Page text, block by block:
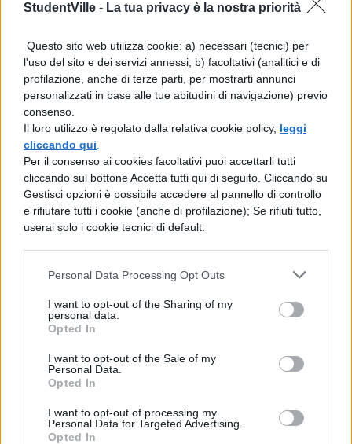
StudentVille - La tua privacy è la nostra priorità
Questo sito web utilizza cookie: a) necessari (tecnici) per
l'uso del sito e dei servizi annessi; b) facoltativi (analitici e di
profilazione, anche di terze parti, per mostrarti annunci
personalizzati in base alle tue abitudini di navigazione) previo
consenso.
Il loro utilizzo è regolato dalla relativa cookie policy, leggi
cliccando qui
Per il consenso ai cookies facoltativi puoi accettarli tutti
cliccando sul bottone Accetta tutti qui di seguito. Cliccando su
Gestisci opzioni è possibile accedere al pannello di controllo
e rifiutare tutti i cookie (anche di profilazione); Se rifiuti tutto,
userai solo i cookie tecnici di default.
Personal Data Processing Opt Outs
I want to opt-out of the Sharing of my
personal data.
Opted In
I want to opt-out of the Sale of my
Personal Data.
Opted In
I want to opt-out of processing my
Personal Data for Targeted Advertising.
Opted In
alleati si oppongano al nemico, dovere o
svelare agli altri la via della fuga che ha me
è svelata. Alessandro con questo
combattimento prese il potere dell'Asia, nel
quinto anno dopo la presa del regno, i
persiani pazientemente, dopo l'impero di
questi anni, accolsero il gioco della servitù.
TI POTREBBE INTERESSARE
LETTERATURA LATINA
La Commedia di Plauto